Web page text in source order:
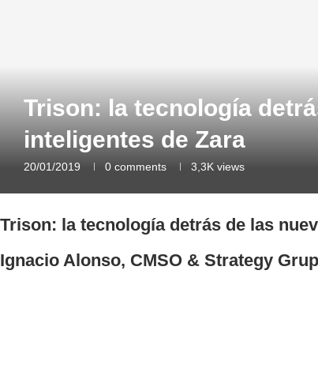
Trison: la tecnología
inteligentes de Zara
20/01/2019 0 comments 3,3K views
Trison: la tecnología detrás de las
Ignacio Alonso, CMSO & Strategy